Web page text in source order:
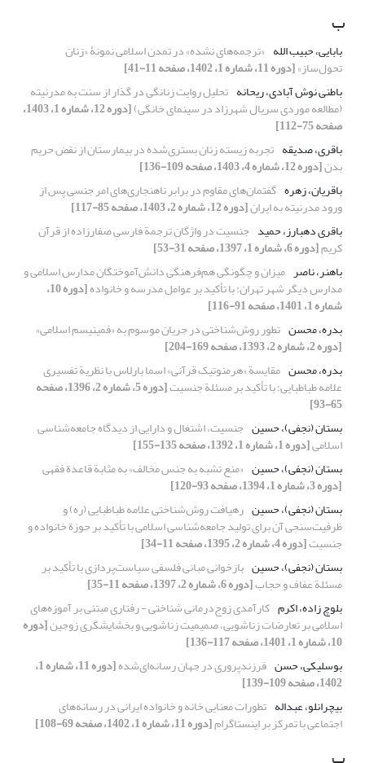
ب
بابایی، حبیب الله «ترجمه‌های نشده» در تمدن اسلامی نمونۀ «زنان
تحول‌ساز»[دوره 11، شماره 1، 1402، صفحه 11-41]
باطنی نوش آبادی، ریحانه تحلیل روایت زنانگی در گذار از سنت به مدرنیته
(مطالعه موردی سریال شهرزاد در سینمای خانگی) [دوره 12، شماره 1، 1403،
صفحه 75-112]
باقری، صدیقه تجربه زیسته زنان بستری‌شده در بیمارستان از نقض حریم
بدن[دوره 12، شماره 4، 1403، صفحه 109-136]
باقریان، زهره گفتمان‌های مقاوم در برابر ناهنجاری‌های امر جنسی پس از
ورود مدرنیته به ایران[دوره 12، شماره 2، 1403، صفحه 85-117]
باقری دهبارز، حمید جنسیت در واژگان ترجمة فارسیِ صفارزاده از قرآن
کریم[دوره 6، شماره 1، 1397، صفحه 31-53]
باهنر، ناصر میزان و چگونگی هم‌فرهنگی دانش‌آموختگان مدارس اسلامی و
مدارس دیگر شهر تهران: با تأکید بر عوامل مدرسه و خانواده [دوره 10،
شماره 1، 1401، صفحه 91-116]
بدره، محسن تطور روش‌شناختی در جریان موسوم به «فمینیسم اسلامی»
[دوره 2، شماره 2، 1393، صفحه 169-204]
بدره، محسن مقایسة «هرمنوتیک قرآنی» اسما بارلاس با نظریة تفسیری
علامه طباطبایی؛ با تأکید بر مسئلة جنسیت [دوره 5، شماره 2، 1396، صفحه
65-93]
بستان (نجفی)، حسین جنسیت، اشتغال و دارایی از دیدگاه جامعه‌شناسی
اسلامی[دوره 1، شماره 1، 1392، صفحه 135-155]
بستان (نجفی)، حسین «منع تشبه به جنس مخالف» به مثابة قاعدة فقهی
[دوره 3، شماره 1، 1394، صفحه 93-120]
بستان (نجفی)، حسین رهیافت روش‌شناختی علامه طباطبایی (ره) و
ظرفیت‌سنجی آن برای تولید جامعه‌شناسی اسلامی با تأکید بر حوزة خانواده و
جنسیت[دوره 4، شماره 2، 1395، صفحه 11-34]
بستان (نجفی)، حسین بازخوانی مبانی فلسفی سیاست‌پردازی با تأکید بر
مسئلة عفاف و حجاب[دوره 6، شماره 2، 1397، صفحه 11-35]
بلوچ زاده، اکرم کارآمدی زوج‌درمانی شناختی - رفتاری مبتنی بر آموزه‌های
اسلامی بر تعارضات زناشویی، صمیمیت زناشویی و بخشایشگری زوجین[دوره
10، شماره 1، 1401، صفحه 117-136]
بوسلیکی، حسن فرزندپروری در جهان رسانه‌ای‌شده [دوره 11، شماره 1،
1402، صفحه 109-139]
بیچرانلو، عبداله تطورات معنایی خانه و خانواده ایرانی در رسانه‌های
اجتماعی با تمرکز بر اینستاگرام[دوره 11، شماره 1، 1402، صفحه 69-108]